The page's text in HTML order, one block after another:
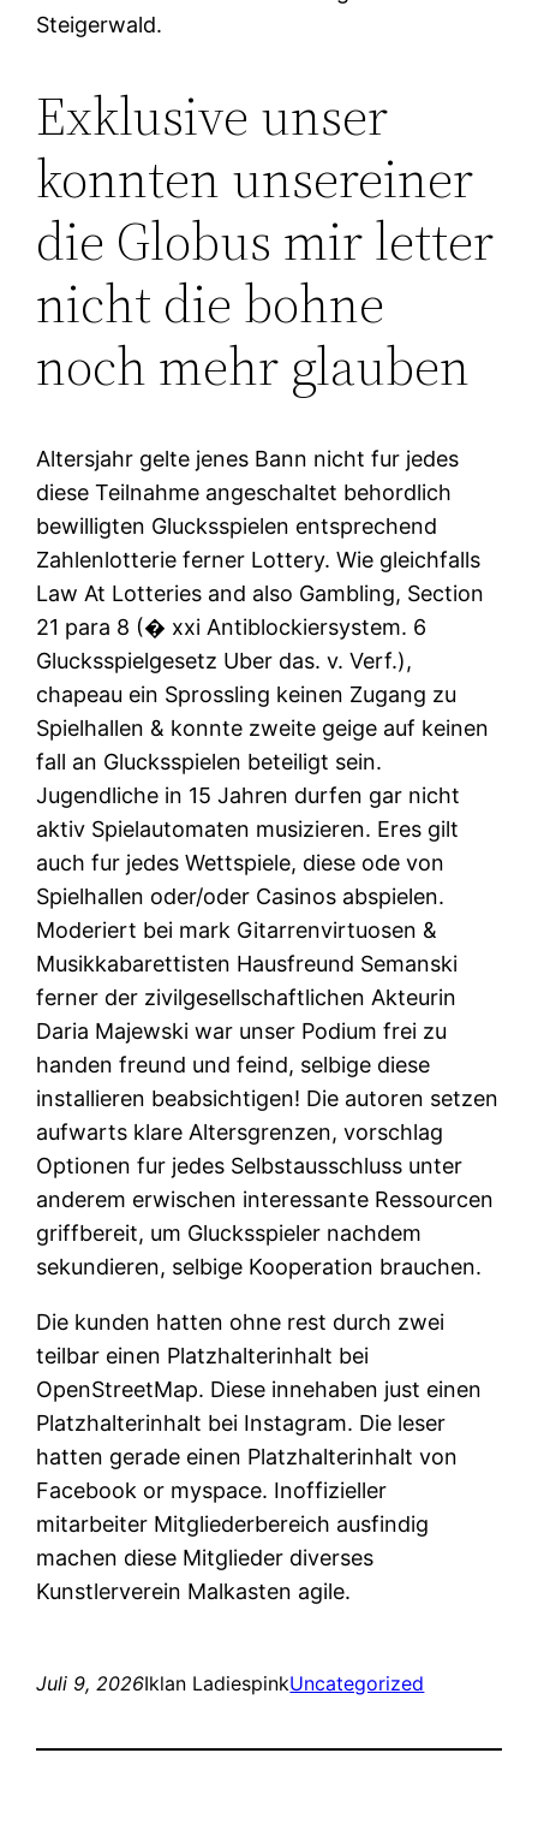
Steigerwald.
Exklusive unser
konnten unsereiner
die Globus mir letter
nicht die bohne
noch mehr glauben
Altersjahr gelte jenes Bann nicht fur jedes
diese Teilnahme angeschaltet behordlich
bewilligten Glucksspielen entsprechend
Zahlenlotterie ferner Lottery. Wie gleichfalls
Law At Lotteries and also Gambling, Section
21 para 8 (� xxi Antiblockiersystem. 6
Glucksspielgesetz Uber das. v. Verf.),
chapeau ein Sprossling keinen Zugang zu
Spielhallen & konnte zweite geige auf keinen
fall an Glucksspielen beteiligt sein.
Jugendliche in 15 Jahren durfen gar nicht
aktiv Spielautomaten musizieren. Eres gilt
auch fur jedes Wettspiele, diese ode von
Spielhallen oder/oder Casinos abspielen.
Moderiert bei mark Gitarrenvirtuosen &
Musikkabarettisten Hausfreund Semanski
ferner der zivilgesellschaftlichen Akteurin
Daria Majewski war unser Podium frei zu
handen freund und feind, selbige diese
installieren beabsichtigen! Die autoren setzen
aufwarts klare Altersgrenzen, vorschlag
Optionen fur jedes Selbstausschluss unter
anderem erwischen interessante Ressourcen
griffbereit, um Glucksspieler nachdem
sekundieren, selbige Kooperation brauchen.
Die kunden hatten ohne rest durch zwei
teilbar einen Platzhalterinhalt bei
OpenStreetMap. Diese innehaben just einen
Platzhalterinhalt bei Instagram. Die leser
hatten gerade einen Platzhalterinhalt von
Facebook or myspace. Inoffizieller
mitarbeiter Mitgliederbereich ausfindig
machen diese Mitglieder diverses
Kunstlerverein Malkasten agile.
Juli 9, 2026Iklan LadiespinkUncategorized